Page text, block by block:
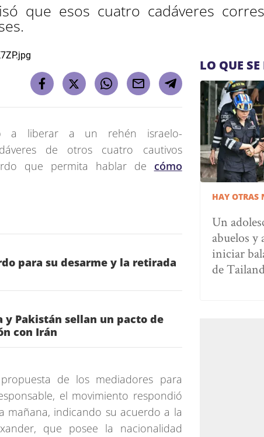
que esos cuatro cadáveres
a liberar a un rehén israelo-
de otros cuatro cautivos
que permita hablar de cómo
para su desarme y la retirada
y Pakistán sellan un pacto de
con Irán
de los mediadores para
el movimiento respondió
mañana, indicando su acuerdo a la
que posee la nacionalidad
LO QUE
HAY OTRAS
Un
abuelos y
iniciar
de